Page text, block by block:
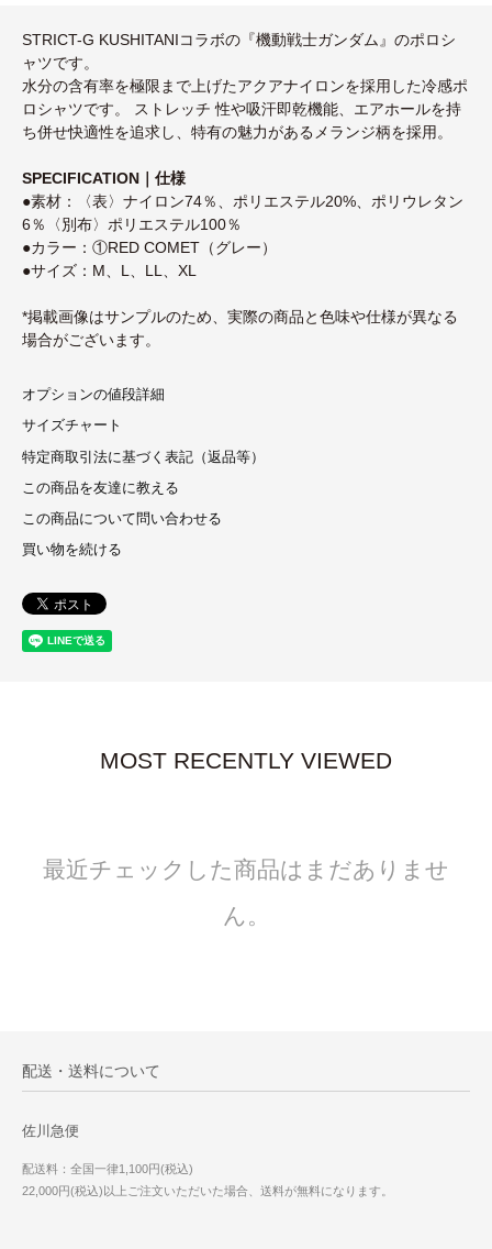
STRICT-G KUSHITANIコラボの『機動戦士ガンダム』のポロシ
ャツです。
水分の含有率を極限まで上げたアクアナイロンを採用した冷感ポ
ロシャツです。 ストレッチ 性や吸汗即乾機能、エアホールを持
ち併せ快適性を追求し、特有の魅力があるメランジ柄を採用。
SPECIFICATION｜仕様
●素材：〈表〉ナイロン74％、ポリエステル20%、ポリウレタン
6％〈別布〉ポリエステル100％
●カラー：①RED COMET（グレー）
●サイズ：M、L、LL、XL
*掲載画像はサンプルのため、実際の商品と色味や仕様が異なる
場合がございます。
オプションの値段詳細
サイズチャート
特定商取引法に基づく表記（返品等）
この商品を友達に教える
この商品について問い合わせる
買い物を続ける
MOST RECENTLY VIEWED
最近チェックした商品はまだありませ
ん。
配送・送料について
佐川急便
配送料：全国一律1,100円(税込)
22,000円(税込)以上ご注文いただいた場合、送料が無料になります。